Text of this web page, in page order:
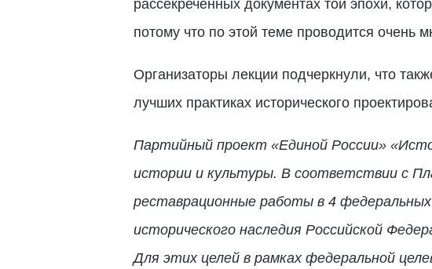
рассекреченных документах той эпохи,
потому что по этой теме проводится очень
Организаторы лекции подчеркнули, что
лучших практиках исторического
Партийный проект «Единой России»
истории и культуры. В соответствии с
реставрационные работы в 4 федеральных
исторического наследия Российской
Для этих целей в рамках федеральной